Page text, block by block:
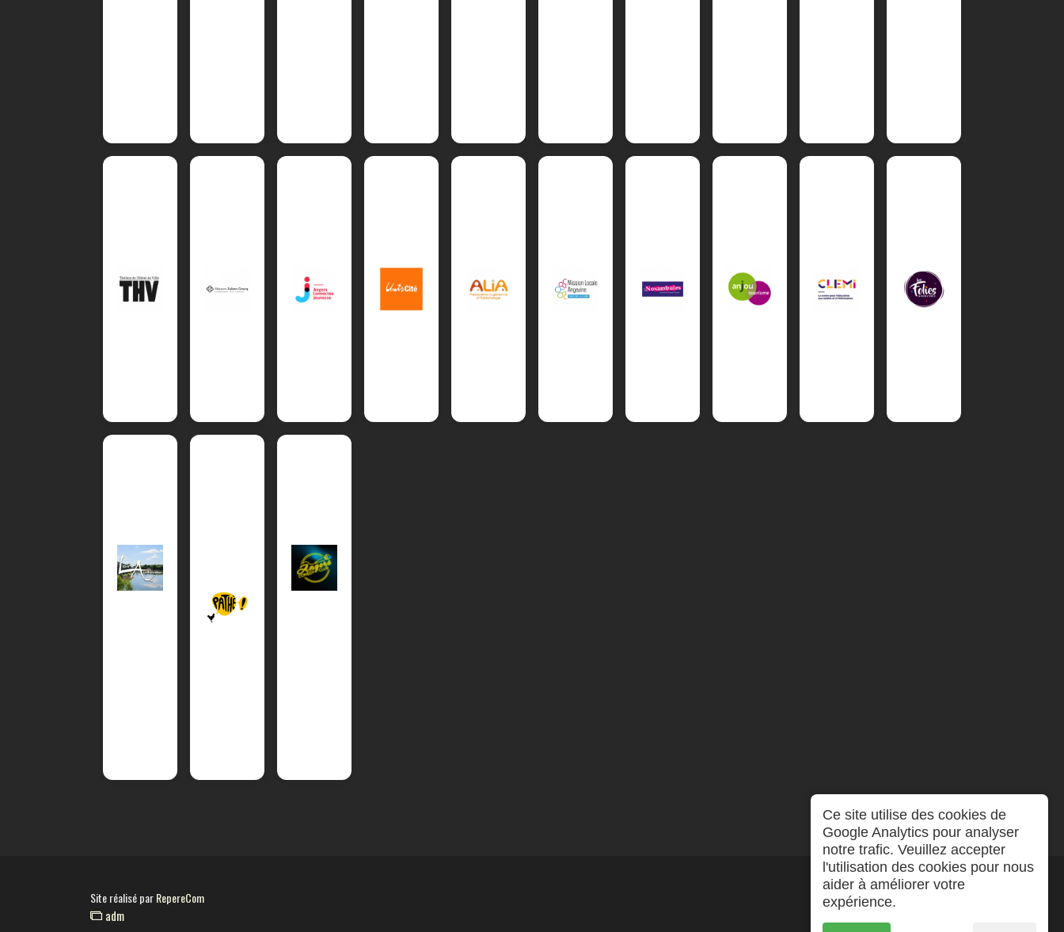
Site réalisé parRepereCom
adm
Ce site utilise des cookies de
Google Analytics pour analyser
notre trafic. Veuillez accepter
l'utilisation des cookies pour nous
aider à améliorer votre
expérience.